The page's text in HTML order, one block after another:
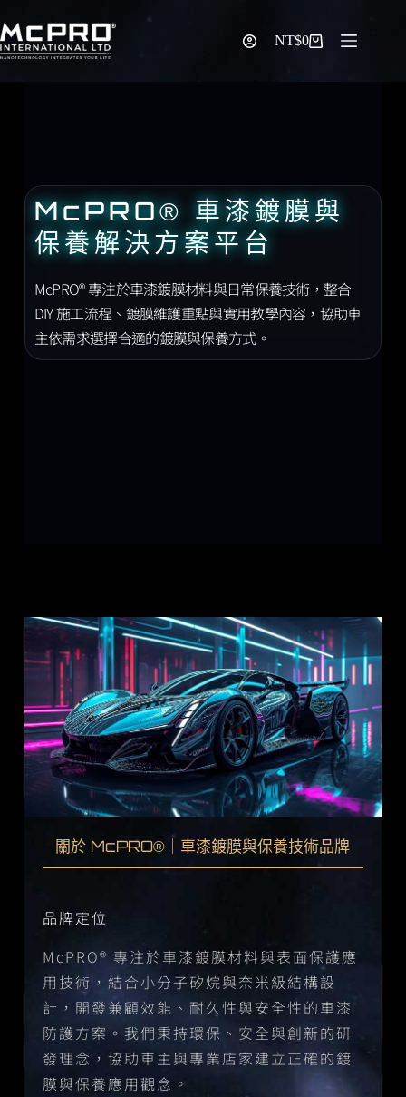
NT$0
McPRO® 車漆鍍膜與
保養解決方案平台
McPRO® 專注於車漆鍍膜材料與日常保養技術，整合
DIY 施工流程、鍍膜維護重點與實用教學內容，協助車
主依需求選擇合適的鍍膜與保養方式。
關於 McPRO®｜車漆鍍膜與保養技術品牌
品牌定位
McPRO® 專注於車漆鍍膜材料與表面保護應
用技術，結合小分子矽烷與奈米級結構設
計，開發兼顧效能、耐久性與安全性的車漆
防護方案。我們秉持環保、安全與創新的研
發理念，協助車主與專業店家建立正確的鍍
膜與保養應用觀念。